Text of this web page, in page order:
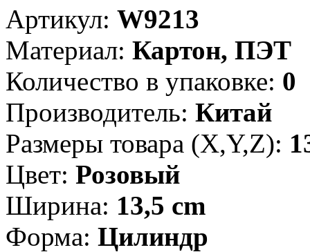
Артикул: W9213
Материал: Картон, ПЭТ
Количество в упаковке: 0
Производитель: Китай
Размеры товара (X,Y,Z):
Цвет: Розовый
Ширина: 13,5 cm
Форма: Цилиндр